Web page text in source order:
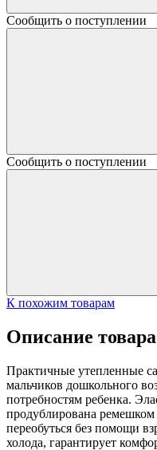
Сообщить о поступлении
Сообщить о поступлении
К похожим товарам
Описание товара
Практичные утепленные
мальчиков дошкольного
потребностям ребенка.
продублирована
переобуться без помощи
холода, гарантирует